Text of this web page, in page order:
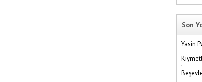
Son
Yasin